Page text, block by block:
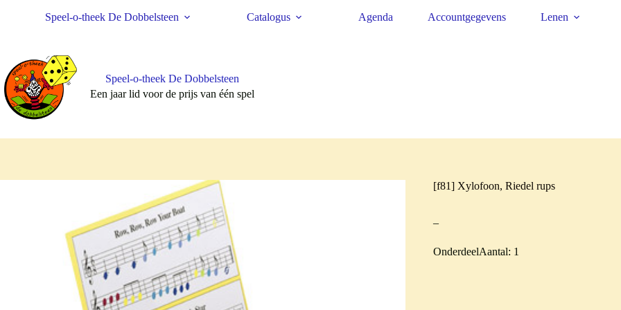
Speel-o-theek De Dobbelsteen Catalogus Agenda Accountgegevens Lenen
Speel-o-theek De Dobbelsteen
Een jaar lid voor de prijs van één spel
[f81] Xylofoon, Riedel rups
–
OnderdeelAantal: 1